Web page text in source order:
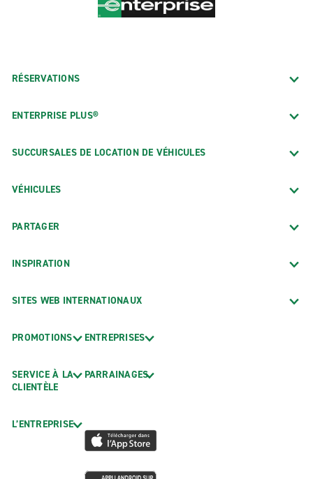
RÉSERVATIONS
ENTERPRISE PLUS®
SUCCURSALES DE LOCATION DE VÉHICULES
VÉHICULES
PARTAGER
INSPIRATION
SITES WEB INTERNATIONAUX
PROMOTIONS
SERVICE À LA
CLIENTÈLE
L’ENTREPRISE
ENTREPRISES
PARRAINAGES